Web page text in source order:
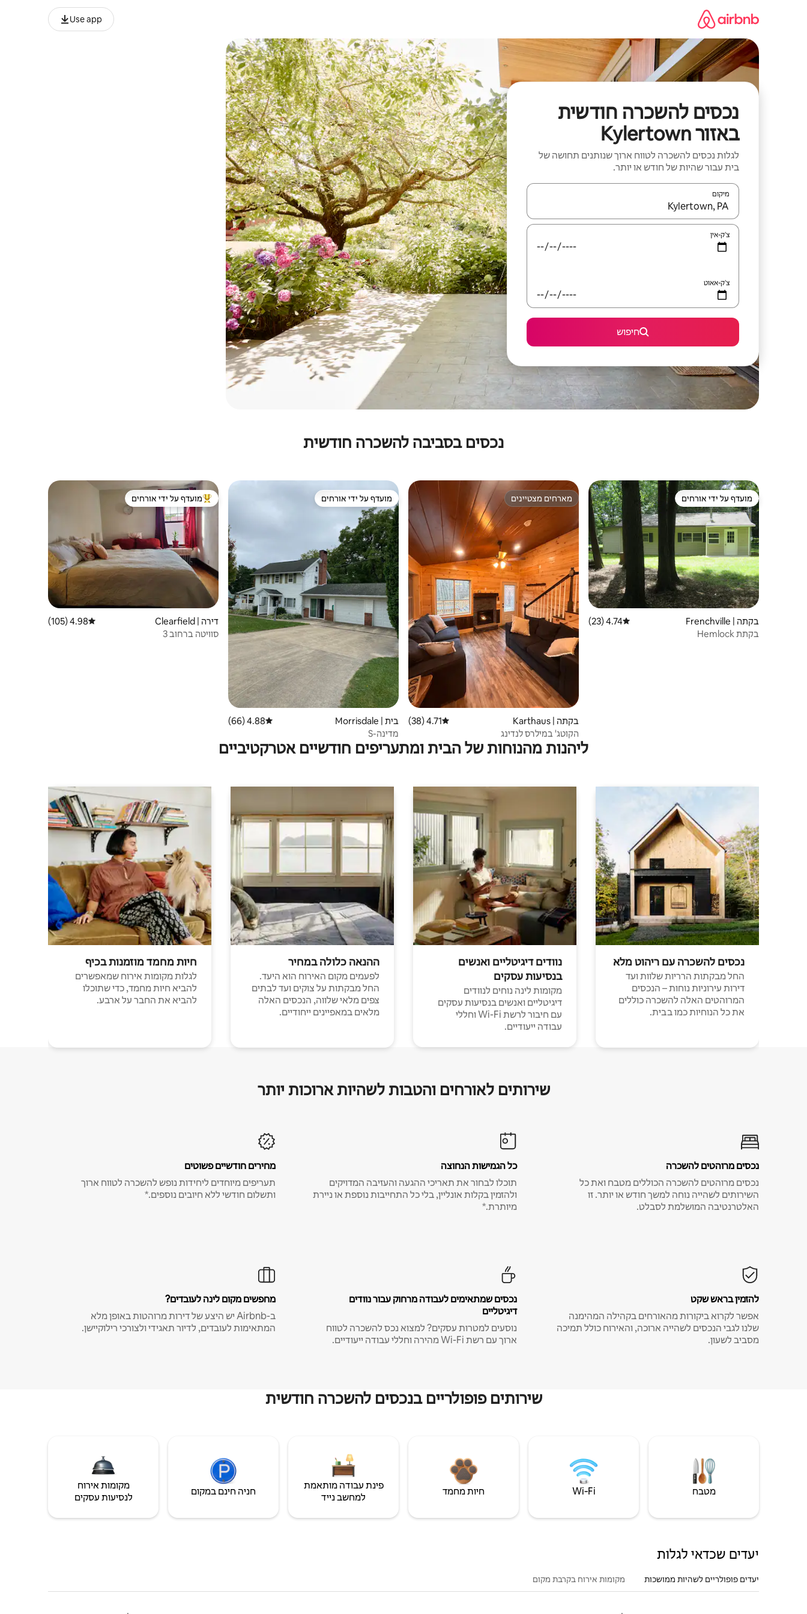
Use app
נכסים להשכרה חודשית
באזור Kylertown
לגלות נכסים להשכרה לטווח ארוך שנותנים תחושה של
בית עבור שהיות של חודש או יותר.
מיקום
כאשר התוצאות יהיו זמינות, יש לנווט עם מקשי החיצים למעלה ולמטה או לעיין בעזרת תנועות מגע או החלקה.
צ'ק-אין
צ'ק-אאוט
חיפוש
נכסים בסביבה להשכרה חודשית
מועדף על ידי אורחים
מועדף על ידי אורחים
בקתה | Frenchville דירוג ממוצע של 4.74 מתוך 5, 23 ביקורות
4.74 (23)
בקתת Hemlock
מארחים מצטיינים
מארחים מצטיינים
בקתה | Karthaus דירוג ממוצע של 4.71 מתוך 5, 38 ביקורות
4.71 (38)
הקוטג' במילרס לנדינג
מועדף על ידי אורחים
מועדף על ידי אורחים
בית | Morrisdale דירוג ממוצע של 4.88 מתוך 5, 66 ביקורות
4.88 (66)
מדינה-S
מוביל בקרב נכסים מועדפים על ידי אורחים
מועדף על ידי אורחים
דירה | Clearfield דירוג ממוצע של 4.98 מתוך 5, 105 ביקורות
4.98 (105)
סוויטה ברחוב 3
ליהנות מהנוחות של הבית ומתעריפים חודשיים אטרקטיביים
נכסים להשכרה עם ריהוט מלא
החל מבקתות הרריות שלוות ועד
דירות עירוניות נוחות – הנכסים
המרוהטים האלה להשכרה כוללים
את כל הנוחיות כמו בבית.
נוודים דיגיטליים ואנשים
בנסיעות עסקים
מקומות לינה נוחים לנוודים
דיגיטליים ואנשים בנסיעות עסקים
עם חיבור לרשת Wi-Fi וחללי
עבודה ייעודיים.
ההנאה כלולה במחיר
לפעמים מקום האירוח הוא היעד.
החל מבקתות על צוקים ועד לבתים
צפים מלאי שלווה, הנכסים האלה
מלאים במאפיינים ייחודיים.
חיות מחמד מוזמנות בכיף
לגלות מקומות אירוח שמאפשרים
להביא חיות מחמד, כדי שתוכלו
להביא את החבר על ארבע.
שירותים לאורחים והטבות לשהיות ארוכות יותר
נכסים מרוהטים להשכרה
נכסים מרוהטים להשכרה הכוללים מטבח ואת כל
השירותים לשהייה נוחה למשך חודש או יותר. זו
האלטרנטיבה המושלמת לסבלט.
כל הגמישות הנחוצה
תוכלו לבחור את תאריכי ההגעה והעזיבה המדויקים
ולהזמין בקלות אונליין, בלי כל התחייבות נוספת או ניירת
מיותרת.*
מחירים חודשיים פשוטים
תעריפים מיוחדים ליחידות נופש להשכרה לטווח ארוך
ותשלום חודשי ללא חיובים נוספים.*
להזמין בראש שקט
אפשר לקרוא ביקורות מהאורחים בקהילה המהימנה
שלנו לגבי הנכסים לשהייה ארוכה, והאירוח כולל תמיכה
מסביב לשעון.
נכסים שמתאימים לעבודה מרחוק עבור נוודים
דיגיטליים
נוסעים למטרות עסקים? למצוא נכס להשכרה לטווח
ארוך עם רשת Wi-Fi מהירה וחללי עבודה ייעודיים.
מחפשים מקום לינה לעובדים?
ב-Airbnb יש היצע של דירות מרוהטות באופן מלא
המתאימות לעובדים, לדיור תאגידי ולצורכי רילוקיישן.
שירותים פופולריים בנכסים להשכרה חודשית
מטבח Wi‑Fi חיות מחמד
פינת עבודה מותאמת
למחשב נייד
חניה חינם במקום
מקומות אירוח
לנסיעות עסקים
יעדים שכדאי לגלות
יעדים פופולריים לשהיות ממושכות מקומות אירוח בקרבת מקום